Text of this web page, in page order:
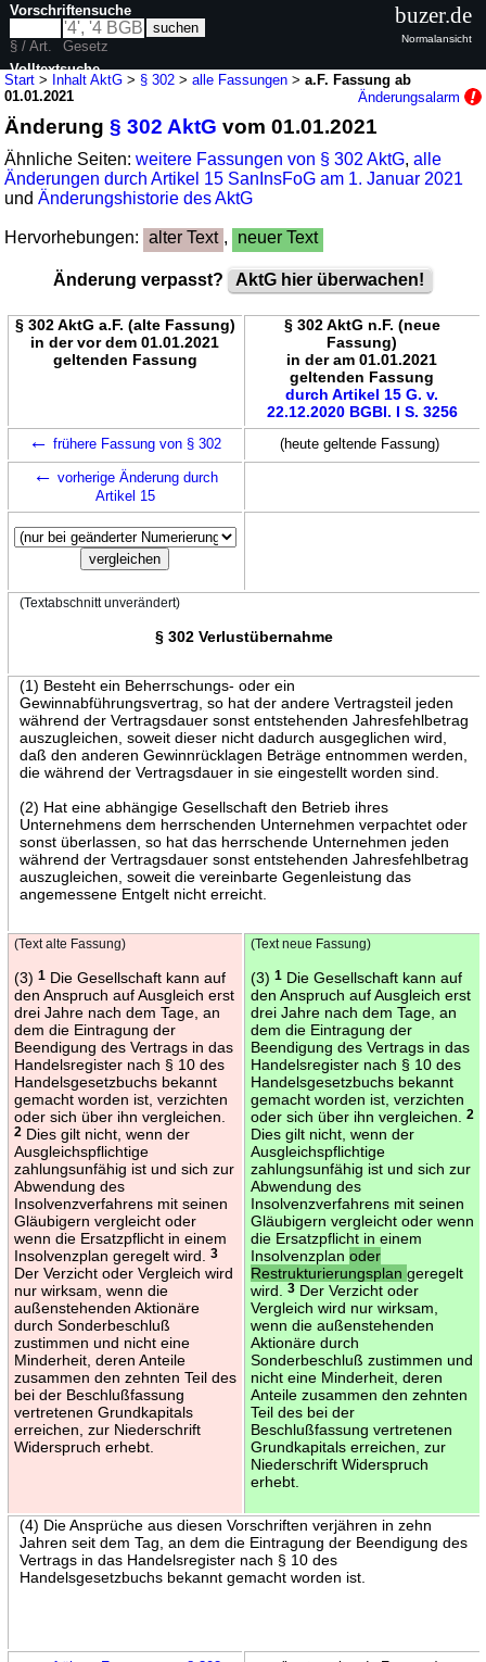
Start > Inhalt AktG > § 302 >alle Fassungen >a.F. Fassung ab
01.01.2021
Änderungsalarm
Änderung§ 302 AktG vom 01.01.2021
Ähnliche Seiten:weitere Fassungen von § 302 AktG,alle
Änderungen durch Artikel 15 SanInsFoG am 1. Januar 2021
undÄnderungshistorie des AktG
Hervorhebungen: alter Text , neuer Text
Änderung verpasst? AktG hier überwachen!
§ 302 AktG a.F. (alte Fassung)
in der vor dem 01.01.2021
geltenden Fassung
§ 302 AktG n.F. (neue
Fassung)
in der am 01.01.2021
geltenden Fassung
durch Artikel 15 G. v.
22.12.2020 BGBl. I S. 3256
← frühere Fassung von § 302 (heute geltende Fassung)
← vorherige Änderung durch
Artikel 15
(Textabschnitt unverändert)
§ 302 Verlustübernahme
(1) Besteht ein Beherrschungs- oder ein
Gewinnabführungsvertrag, so hat der andere Vertragsteil jeden
während der Vertragsdauer sonst entstehenden Jahresfehlbetrag
auszugleichen, soweit dieser nicht dadurch ausgeglichen wird,
daß den anderen Gewinnrücklagen Beträge entnommen werden,
die während der Vertragsdauer in sie eingestellt worden sind.
(2) Hat eine abhängige Gesellschaft den Betrieb ihres
Unternehmens dem herrschenden Unternehmen verpachtet oder
sonst überlassen, so hat das herrschende Unternehmen jeden
während der Vertragsdauer sonst entstehenden Jahresfehlbetrag
auszugleichen, soweit die vereinbarte Gegenleistung das
angemessene Entgelt nicht erreicht.
(Text alte Fassung)
(3) 1Die Gesellschaft kann auf
den Anspruch auf Ausgleich erst
drei Jahre nach dem Tage, an
dem die Eintragung der
Beendigung des Vertrags in das
Handelsregister nach § 10 des
Handelsgesetzbuchs bekannt
gemacht worden ist, verzichten
oder sich über ihn vergleichen.
2Dies gilt nicht, wenn der
Ausgleichspflichtige
zahlungsunfähig ist und sich zur
Abwendung des
Insolvenzverfahrens mit seinen
Gläubigern vergleicht oder
wenn die Ersatzpflicht in einem
Insolvenzplan geregelt wird.
3
Der Verzicht oder Vergleich wird
nur wirksam, wenn die
außenstehenden Aktionäre
durch Sonderbeschluß
zustimmen und nicht eine
Minderheit, deren Anteile
zusammen den zehnten Teil des
bei der Beschlußfassung
vertretenen Grundkapitals
erreichen, zur Niederschrift
Widerspruch erhebt.
(Text neue Fassung)
(3) 1Die Gesellschaft kann auf
den Anspruch auf Ausgleich erst
drei Jahre nach dem Tage, an
dem die Eintragung der
Beendigung des Vertrags in das
Handelsregister nach § 10 des
Handelsgesetzbuchs bekannt
gemacht worden ist, verzichten
oder sich über ihn vergleichen.
2
Dies gilt nicht, wenn der
Ausgleichspflichtige
zahlungsunfähig ist und sich zur
Abwendung des
Insolvenzverfahrens mit seinen
Gläubigern vergleicht oder wenn
die Ersatzpflicht in einem
Insolvenzplan oder
Restrukturierungsplan geregelt
wird.
3Der Verzicht oder
Vergleich wird nur wirksam,
wenn die außenstehenden
Aktionäre durch
Sonderbeschluß zustimmen und
nicht eine Minderheit, deren
Anteile zusammen den zehnten
Teil des bei der
Beschlußfassung vertretenen
Grundkapitals erreichen, zur
Niederschrift Widerspruch
erhebt.
(4) Die Ansprüche aus diesen Vorschriften verjähren in zehn
Jahren seit dem Tag, an dem die Eintragung der Beendigung des
Vertrags in das Handelsregister nach § 10 des
Handelsgesetzbuchs bekannt gemacht worden ist.
Vorschriftensuche
§ / Art.
Gesetz
Volltextsuche
buzer.de
Normalansicht